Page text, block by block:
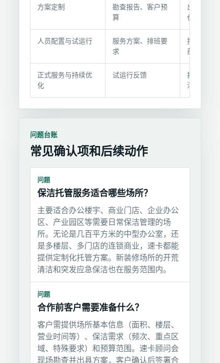
付
点
方案定制
勘查报告、客户预
算
出具服务
价
人员配置与试运行
服务方案、排班要
求
招聘/调配
前培训
正式服务与持续优
化
试运行反馈
按方案执
洁与质检
问题台账
常见确认项和后续动作
问题
保洁托管服务适合哪些场所？
主要适合办公楼宇、商业门店、企业办公
区、产业园区等需要日常保洁管理的场
所。无论是几百平方米的中型办公室，还
是多楼层、多门店的连锁商业，速卡都能
提供定制化托管方案。新装修场所的开荒
清洁和突发应急保洁也在服务范围内。
问题
合作前客户需要准备什么？
客户需提供场所基本信息（面积、楼层、
营业时间等）、保洁需求（频次、重点区
域、特殊要求）和预算范围。速卡顾问会
现场勘查并出具方案，客户确认后签署合